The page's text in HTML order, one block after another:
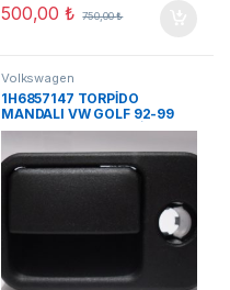
500,00₺ 750,00₺
Volkswagen
1H6857147 TORPİDO
MANDALI VW GOLF 92-99
VW VENTO ORJ YENİ